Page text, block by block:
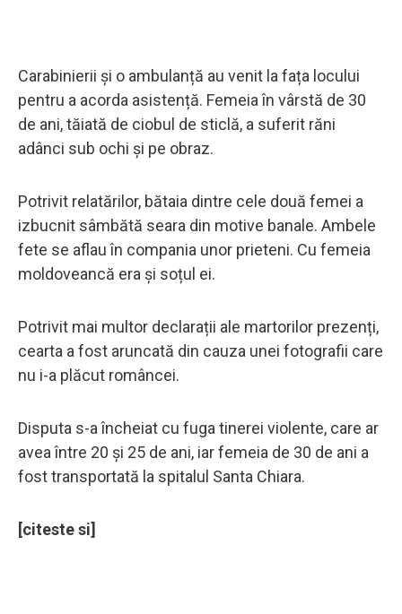
Carabinierii și o ambulanță au venit la fața locului
pentru a acorda asistență. Femeia în vârstă de 30
de ani, tăiată de ciobul de sticlă, a suferit răni
adânci sub ochi și pe obraz.
Potrivit relatărilor, bătaia dintre cele două femei a
izbucnit sâmbătă seara din motive banale. Ambele
fete se aflau în compania unor prieteni. Cu femeia
moldoveancă era și soțul ei.
Potrivit mai multor declarații ale martorilor prezenți,
cearta a fost aruncată din cauza unei fotografii care
nu i-a plăcut româncei.
Disputa s-a încheiat cu fuga tinerei violente, care ar
avea între 20 și 25 de ani, iar femeia de 30 de ani a
fost transportată la spitalul Santa Chiara.
[citeste si]